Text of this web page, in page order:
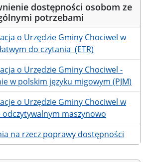
dostępności osobom ze
potrzebami
o Urzędzie Gminy Chociwel w
do czytania (ETR)
o Urzędzie Gminy Chociwel -
w polskim języku migowym (PJM)
o Urzędzie Gminy Chociwel w
odczytywalnym maszynowo
na rzecz poprawy dostępności